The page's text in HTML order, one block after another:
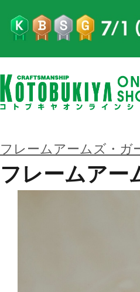
フレームアームズ・ガ
フレームアー